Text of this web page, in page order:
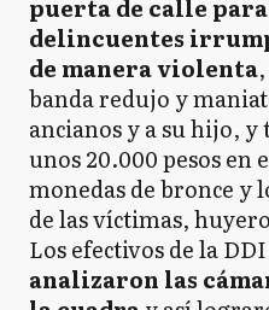
puerta de calle
delincuentes
de manera violenta
banda redujo y
ancianos y a su hijo, y
unos 20.000 pesos en
monedas de bronce y
de las víctimas,
Los efectivos de la
analizaron las